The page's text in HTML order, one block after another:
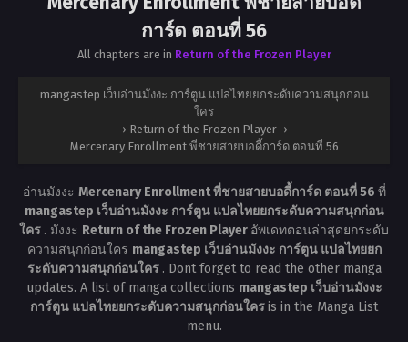
การ์ด ตอนที่ 56
All chapters are in Return of the Frozen Player
mangastep เว็บอ่านมังงะ การ์ตูน แปลไทยยกระดับความสนุกก่อน
ใคร
› Return of the Frozen Player ›
Mercenary Enrollment พี่ชายสายบอดี้การ์ด ตอนที่ 56
อ่านมังงะ Mercenary Enrollment พี่ชายสายบอดี้การ์ด ตอนที่ 56 ที่
mangastep เว็บอ่านมังงะ การ์ตูน แปลไทยยกระดับความสนุกก่อน
ใคร . มังงะ Return of the Frozen Player อัพเดทตอนล่าสุดยกระดับ
ความสนุกก่อนใคร mangastep เว็บอ่านมังงะ การ์ตูน แปลไทยยก
ระดับความสนุกก่อนใคร . Dont forget to read the other manga
updates. A list of manga collections mangastep เว็บอ่านมังงะ
การ์ตูน แปลไทยยกระดับความสนุกก่อนใครis in the Manga List
menu.